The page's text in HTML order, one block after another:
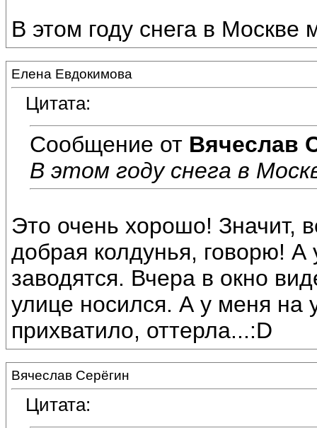
В этом году снега в Москве
Елена Евдокимова
Цитата:
Сообщение от Вячеслав
В этом году снега в
Это очень хорошо! Значит,
добрая колдунья, говорю!
заводятся. Вчера в окно
улице носился. А у меня на
прихватило, оттерла...:D
Вячеслав Серёгин
Цитата: